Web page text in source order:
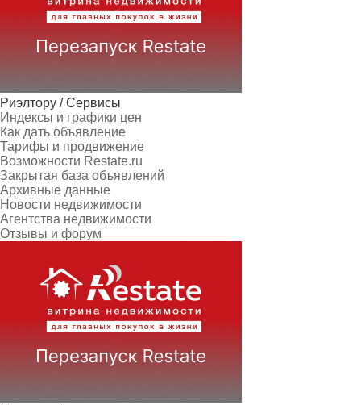
Риэлтору / Сервисы
Индексы и графики цен
Как дать объявление
Тарифы и продвижение
Возможности Restate.ru
Закрытая база объявлений
Архивные данные
Новости недвижимости
Агентства недвижимости
Отзывы и форум